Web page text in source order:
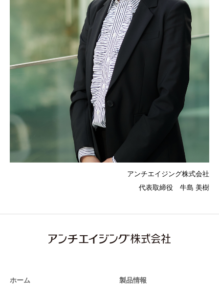
アンチエイジング株式会社
代表取締役 牛島 美樹
ホーム 製品情報